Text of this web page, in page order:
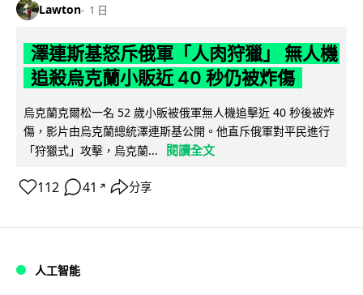
Lawton 1 日
澤連斯基怒斥俄軍「人肉狩獵」 無人機
追殺烏克蘭小販近 40 秒仍被炸傷
烏克蘭克爾松一名 52 歲小販被俄軍無人機追擊近 40 秒後被炸
傷，影片由烏克蘭總統澤連斯基公開。他直斥俄軍對平民進行
「狩獵式」攻擊，烏克蘭...
閱讀全文
112 41 ↗ 分享
人工智能